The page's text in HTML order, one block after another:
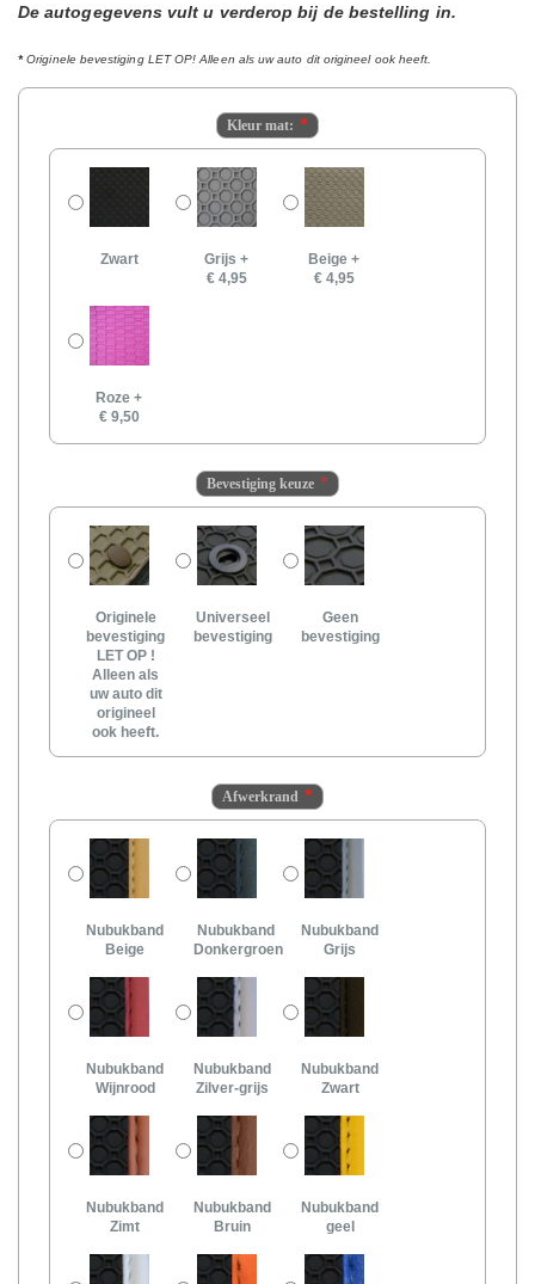
De autogegevens vult u verderop bij de bestelling in.
* Originele bevestiging LET OP! Alleen als uw auto dit origineel ook heeft.
Kleur mat:
Zwart Grijs +
€ 4,95
Beige +
€ 4,95
Roze +
€ 9,50
Bevestiging keuze
Originele
bevestiging
LET OP !
Alleen als
uw auto dit
origineel
ook heeft.
Universeel
bevestiging
Geen
bevestiging
Afwerkrand
Nubukband
Beige
Nubukband
Donkergroen
Nubukband
Grijs
Nubukband
Wijnrood
Nubukband
Zilver-grijs
Nubukband
Zwart
Nubukband
Zimt
Nubukband
Bruin
Nubukband
geel